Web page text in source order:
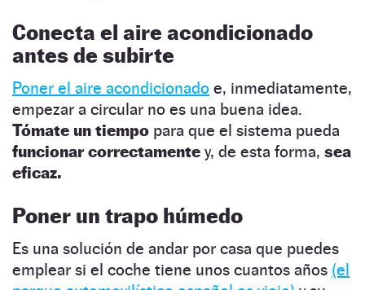
Conecta el aire acondicionado
antes de subirte
Poner el aire acondicionado e, inmediatamente,
empezar a circular no es una buena idea.
Tómate un tiempo para que el sistema pueda
funcionar correctamente y, de esta forma, sea
eficaz.
Poner un trapo húmedo
Es una solución de andar por casa que puedes
emplear si el coche tiene unos cuantos años (el